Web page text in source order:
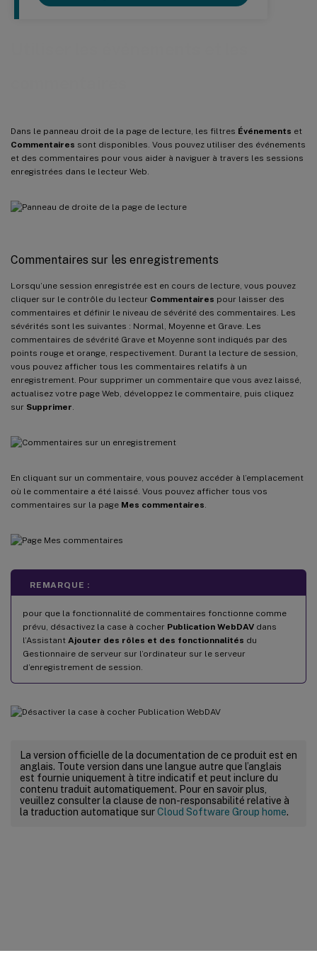
Dans le panneau droit de la page de lecture, les filtres Événements et
Commentaires sont disponibles. Vous pouvez utiliser des événements
et des commentaires pour vous aider à naviguer à travers les sessions
enregistrées dans le lecteur Web.
Commentaires sur les enregistrements
Lorsqu’une session enregistrée est en cours de lecture, vous pouvez
cliquer sur le contrôle du lecteur Commentaires pour laisser des
commentaires et définir le niveau de sévérité des commentaires. Les
sévérités sont les suivantes : Normal, Moyenne et Grave. Les
commentaires de sévérité Grave et Moyenne sont indiqués par des
points rouge et orange, respectivement. Durant la lecture de session,
vous pouvez afficher tous les commentaires relatifs à un
enregistrement. Pour supprimer un commentaire que vous avez laissé,
actualisez votre page Web, développez le commentaire, puis cliquez
sur Supprimer
En cliquant sur un commentaire, vous pouvez accéder à l’emplacement
où le commentaire a été laissé. Vous pouvez afficher tous vos
commentaires sur la page Mes commentaires
REMARQUE :
pour que la fonctionnalité de commentaires fonctionne comme
prévu, désactivez la case à cocher Publication WebDAV dans
l’Assistant Ajouter des rôles et des fonctionnalités du
Gestionnaire de serveur sur l’ordinateur sur le serveur
d’enregistrement de session.
La version officielle de la documentation de ce produit est en
anglais. Toute version dans une langue autre que l’anglais
est fournie uniquement à titre indicatif et peut inclure du
contenu traduit automatiquement. Pour en savoir plus,
veuillez consulter la clause de non-responsabilité relative à
la traduction automatique surCloud Software Group home.